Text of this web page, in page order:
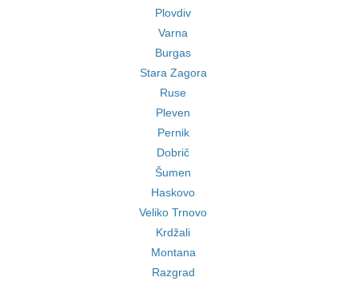
Plovdiv
Varna
Burgas
Stara Zagora
Ruse
Pleven
Pernik
Dobrič
Šumen
Haskovo
Veliko Trnovo
Krdžali
Montana
Razgrad